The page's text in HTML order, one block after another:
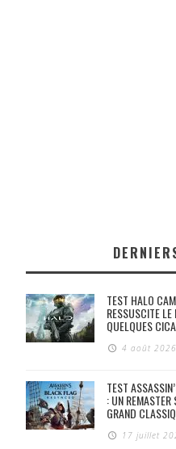
TEST HALO
RESSUSCITE
QUELQUES
4 août
TEST
: UN
GRAND
17 juillet